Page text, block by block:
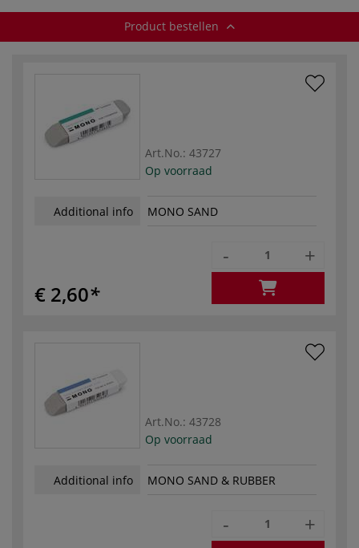
Product bestellen
Art.No.: 43727
Op voorraad
Additional info MONO SAND
€ 2,60
- +
Art.No.: 43728
Op voorraad
Additional info MONO SAND & RUBBER
- +